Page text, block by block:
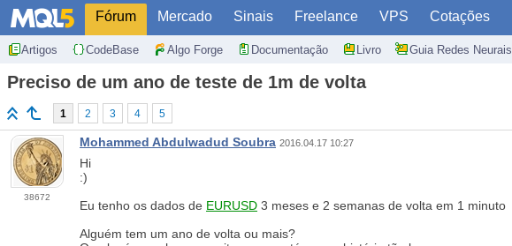
Fórum Mercado Sinais Freelance VPS Cotações
Artigos CodeBase Algo Forge Documentação Livro Guia Redes Neurais
Preciso de um ano de teste de 1m de volta
1 2 3 4 5
38672
Mohammed Abdulwadud Soubra 2016.04.17 10:27
Hi
:)
Eu tenho os dados de EURUSD 3 meses e 2 semanas de volta em 1 minuto
Alguém tem um ano de volta ou mais?